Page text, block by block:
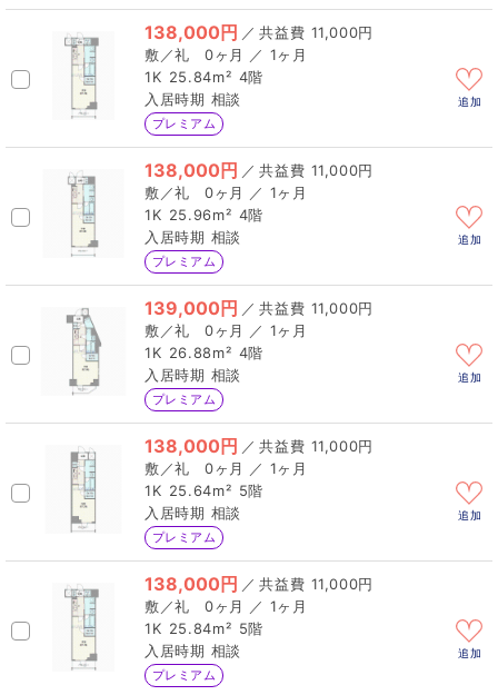
138,000円 ／
11,000円
0ヶ月 ／ 1ヶ月
1K 25.84m² 4階
相談
プレミアム
追加
138,000円 ／
11,000円
0ヶ月 ／ 1ヶ月
1K 25.96m² 4階
相談
プレミアム
追加
139,000円 ／
11,000円
0ヶ月 ／ 1ヶ月
1K 26.88m² 4階
相談
プレミアム
追加
138,000円 ／
11,000円
0ヶ月 ／ 1ヶ月
1K 25.64m² 5階
相談
プレミアム
追加
138,000円 ／
11,000円
0ヶ月 ／ 1ヶ月
1K 25.84m² 5階
相談
プレミアム
追加